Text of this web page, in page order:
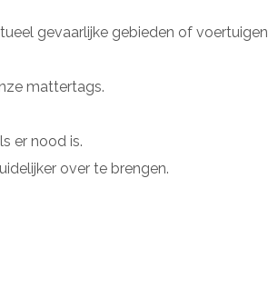
gevaarlijke gebieden of voertuigen
mattertags.
er nood is.
over te brengen.